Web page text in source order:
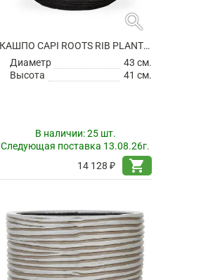
search
КАШПО CAPI ROOTS RIB PLANTER BALL BLACK
Диаметр
43 см.
Высота
41 см.
В наличии:25 шт.
Следующая поставка 13.08.26г.
14 128 ₽
shopping_cart